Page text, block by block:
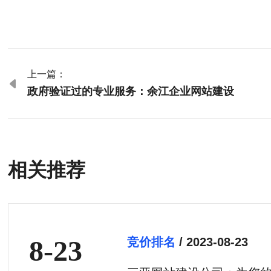

上一篇：
政府验证过的专业服务：余江企业网站建设
相关推荐
8-23 竞价排名/ 2023-08-23